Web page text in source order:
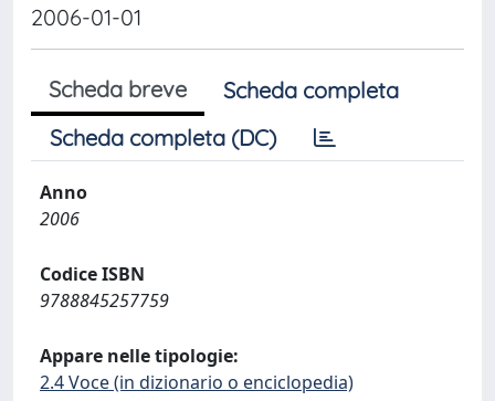
2006-01-01
Scheda breve
Scheda completa
Scheda completa (DC)
Anno
2006
Codice ISBN
9788845257759
Appare nelle tipologie:
2.4 Voce (in dizionario o enciclopedia)